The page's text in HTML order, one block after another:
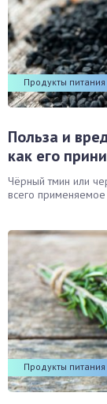
Продукты питания
Польза и
как его
Чёрный тмин или
всего
Продукты питания